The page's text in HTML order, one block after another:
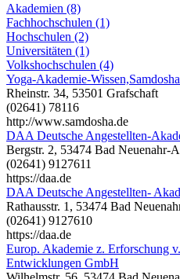
Akademien (8)
Fachhochschulen (1)
Hochschulen (2)
Universitäten (1)
Volkshochschulen (4)
Yoga-Akademie-
Rheinstr. 34, 53501 Grafschaft
(02641) 78116
http://www.samdosha.de
DAA Deutsche Angestellten-
Bergstr. 2, 53474 Bad Neuenahr-
(02641) 9127611
https://daa.de
DAA Deutsche Angestellten-
Rathausstr. 1, 53474 Bad
(02641) 9127610
https://daa.de
Europ. Akademie z. Erforschung
Entwicklungen GmbH